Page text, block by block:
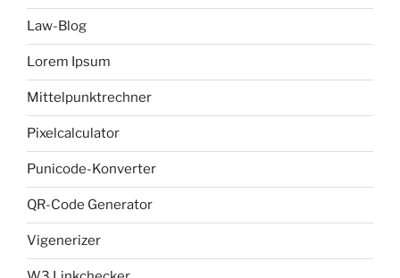
Law-Blog
Lorem Ipsum
Mittelpunktrechner
Pixelcalculator
Punicode-Konverter
QR-Code Generator
Vigenerizer